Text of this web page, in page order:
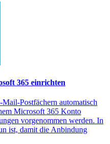
365 einrichten
Postfächern automatisch
Microsoft 365 Konto
vorgenommen werden. In
ist, damit die Anbindung